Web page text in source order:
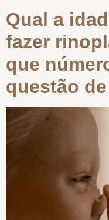
Qual a
fazer
que
questão